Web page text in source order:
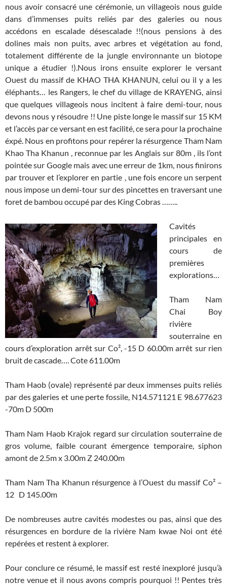
nous avoir consacré une cérémonie, un villageois nous guide
dans d’immenses puits reliés par des galeries ou nous
accédons en escalade désescalade !!(nous pensions à des
dolines mais non puits, avec arbres et végétation au fond,
totalement différente de la jungle environnante un biotope
unique a étudier !).Nous irons ensuite explorer le versant
Ouest du massif de KHAO THA KHANUN, celui ou il y a les
éléphants… les Rangers, le chef du village de KRAYENG, ainsi
que quelques villageois nous incitent à faire demi-tour, nous
devons nous y résoudre !! Une piste longe le massif sur 15 KM
et l’accès par ce versant en est facilité, ce sera pour la prochaine
éxpé. Nous en profitons pour repérer la résurgence Tham Nam
Khao Tha Khanun , reconnue par les Anglais sur 80m , ils l’ont
pointée sur Google mais avec une erreur de 1km, nous finirons
par trouver et l’explorer en partie , une fois encore un serpent
nous impose un demi-tour sur des pincettes en traversant une
foret de bambou occupé par des King Cobras ……..
Cavités
principales en
cours de
premières
explorations…
Tham Nam
Chai Boy
rivière
souterraine en
cours d’exploration arrêt sur Co², -15 D 60.00m arrêt sur rien
bruit de cascade…. Cote 611.00m
Tham Haob (ovale) représenté par deux immenses puits reliés
par des galeries et une perte fossile, N14.571121 E 98.677623
-70m D 500m
Tham Nam Haob Krajok regard sur circulation souterraine de
gros volume, faible courant émergence temporaire, siphon
amont de 2.5m x 3.00m Z 240.00m
Tham Nam Tha Khanun résurgence à l’Ouest du massif Co² –
12 D 145.00m
De nombreuses autre cavités modestes ou pas, ainsi que des
résurgences en bordure de la rivière Nam kwae Noi ont été
repérées et restent à explorer.
Pour conclure ce résumé, le massif est resté inexploré jusqu’à
notre venue et il nous avons compris pourquoi !! Pentes très